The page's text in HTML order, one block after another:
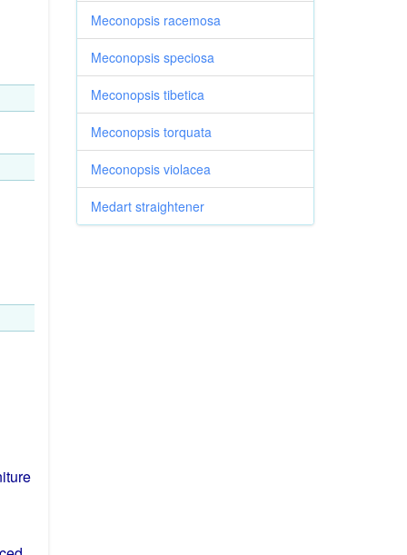
Meconopsis racemosa
Meconopsis speciosa
Meconopsis tibetica
Meconopsis torquata
Meconopsis violacea
Medart straightener